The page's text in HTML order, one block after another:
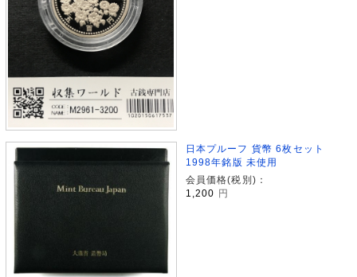
日本プルーフ 貨幣 6枚セット
1998年銘版 未使用
会員価格(税別)：
1,200 円